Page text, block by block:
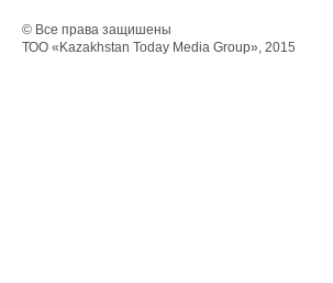
© Все права защишены
ТОО «Kazakhstan Today Media Group», 2015